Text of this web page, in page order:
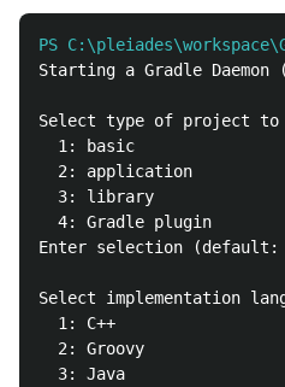
PS
Starting a Gradle
Select type of project to
  1: basic
  2: application
  3: library
  4: Gradle plugin
Enter selection
Select implementation
  1: C++
  2: Groovy
  3: Java